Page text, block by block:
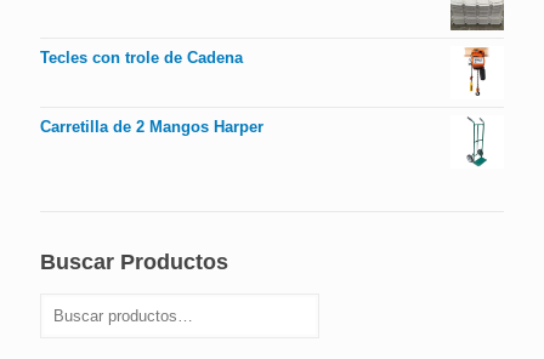
Tecles con trole de Cadena
Carretilla de 2 Mangos Harper
Buscar Productos